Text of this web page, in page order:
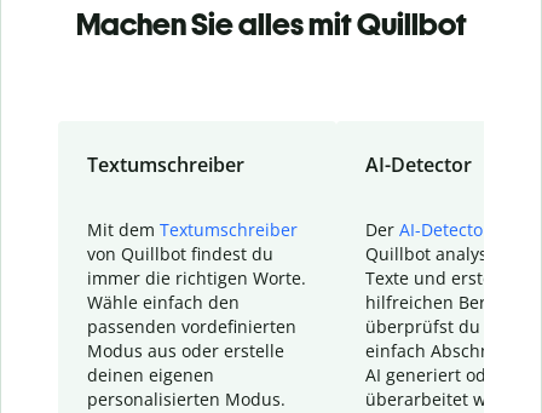
Machen Sie alles mit Quillbot
Textumschreiber
Mit dem Textumschreiber
von Quillbot findest du
immer die richtigen Worte.
Wähle einfach den
passenden vordefinierten
Modus aus oder erstelle
deinen eigenen
personalisierten Modus.
AI-Detector
Der AI-Detector
Quillbot analysiert
Texte und erstellt
hilfreichen Bericht.
überprüfst du
einfach Abschnitte,
AI generiert oder
überarbeitet wurden.